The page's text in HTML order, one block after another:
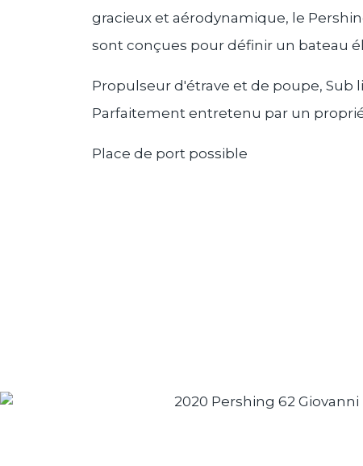
gracieux et aérodynamique, le
sont conçues pour définir un bateau
Propulseur d'étrave et de poupe, Sub
Parfaitement entretenu par un
Place de port possible